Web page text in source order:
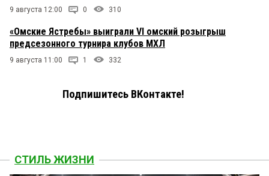
9 августа 12:00 0 310
«Омские Ястребы» выиграли VI омский розыгрыш
предсезонного турнира клубов МХЛ
9 августа 11:00 1 332
Подпишитесь ВКонтакте!
СТИЛЬ ЖИЗНИ